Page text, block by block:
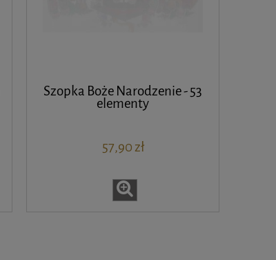
Szopka Boże Narodzenie - 53
elementy
57,90 zł